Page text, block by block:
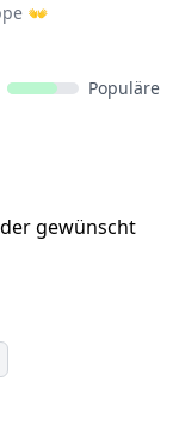
👐
Populäre
gewünscht